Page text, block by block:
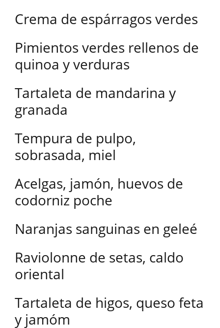
Crema de espárragos verdes
Pimientos verdes rellenos de
quinoa y verduras
Tartaleta de mandarina y
granada
Tempura de pulpo,
sobrasada, miel
Acelgas, jamón, huevos de
codorniz poche
Naranjas sanguinas en geleé
Raviolonne de setas, caldo
oriental
Tartaleta de higos, queso feta
y jamóm